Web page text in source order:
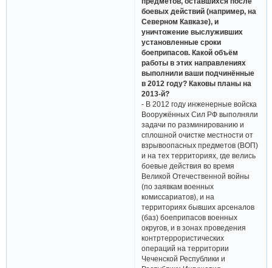
боевых действий (например, на
Северном Кавказе), и
уничтожение выслуживших
установленные сроки
боеприпасов. Какой объём
работы в этих направлениях
выполнили ваши подчинённые
в 2012 году? Каковы планы на
2013-й?
- В 2012 году инженерные войска
Вооружённых Сил РФ выполняли
задачи по разминированию и
сплошной очистке местности от
взрывоопасных предметов (ВОП)
и на тех территориях, где велись
боевые действия во время
Великой Отечественной войны
(по заявкам военных
комиссариатов), и на
территориях бывших арсеналов
(баз) боеприпасов военных
округов, и в зонах проведения
контртеррористических
операций на территории
Чеченской Республики и